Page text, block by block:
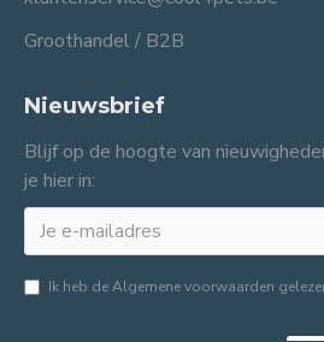
Groothandel / B2B
Nieuwsbrief
Blijf op de hoogte van
je hier in:
Ik heb deAlgemene voorwaarden